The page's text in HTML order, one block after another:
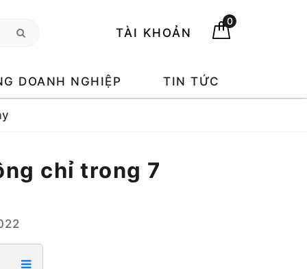
TÀI KHOẢN
0
DOANH NGHIỆP TIN TỨC
chỉ trong 7